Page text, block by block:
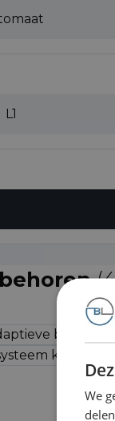
L1
klasse I
We